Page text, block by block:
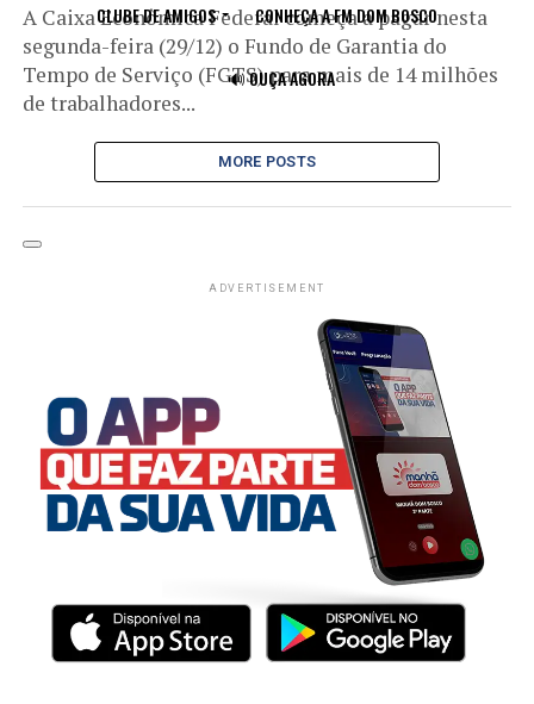
CLUBE DE AMIGOS CONHEÇA A FM DOM BOSCO
🔊 OUÇA AGORA
A Caixa Econômica Federal começa a pagar nesta
segunda-feira (29/12) o Fundo de Garantia do
Tempo de Serviço (FGTS) para mais de 14 milhões
de trabalhadores...
MORE POSTS
ADVERTISEMENT